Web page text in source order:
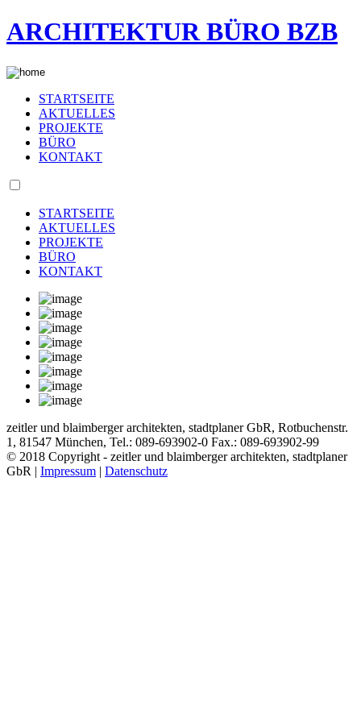
ARCHITEKTUR BÜRO BZB
STARTSEITE
AKTUELLES
PROJEKTE
BÜRO
KONTAKT
STARTSEITE
AKTUELLES
PROJEKTE
BÜRO
KONTAKT
zeitler und blaimberger architekten, stadtplaner GbR, Rotbuchenstr.
1, 81547 München, Tel.: 089-693902-0 Fax.: 089-693902-99
© 2018 Copyright - zeitler und blaimberger architekten, stadtplaner
GbR | Impressum | Datenschutz